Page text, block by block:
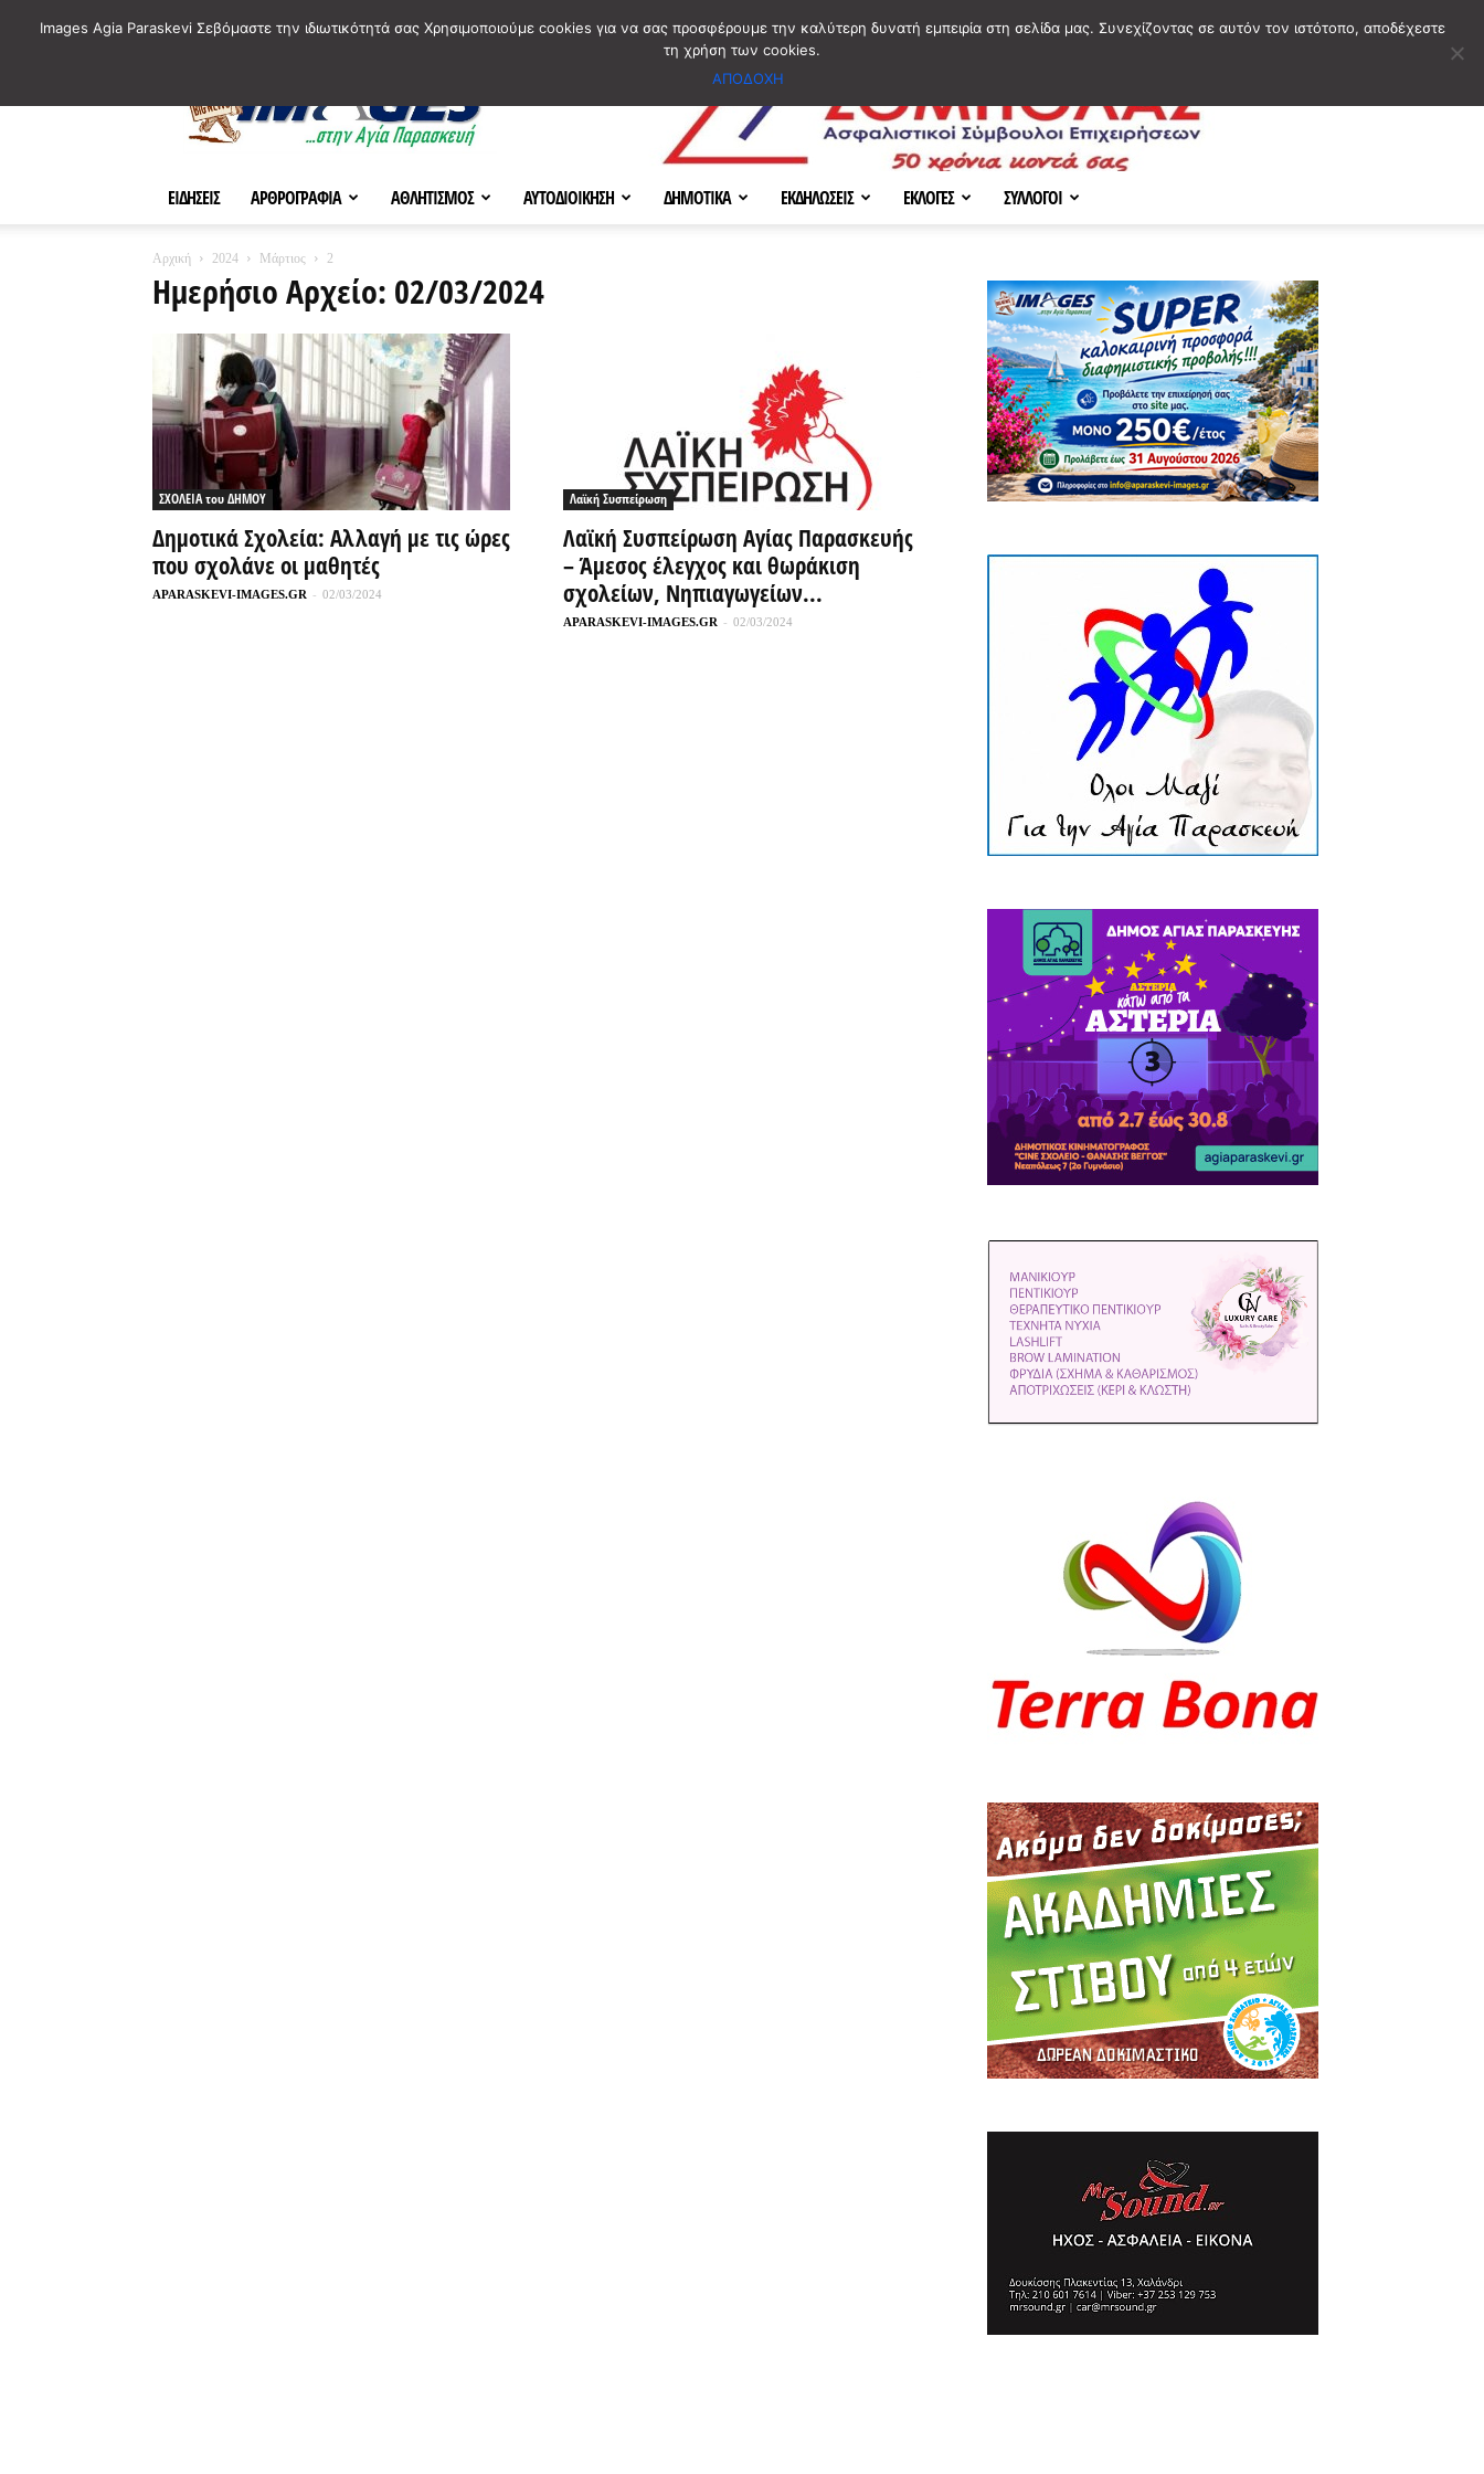
ΕΙΔΗΣΕΙΣ ΑΡΘΡΟΓΡΑΦΙΑ ΑΘΛΗΤΙΣΜΟΣ ΑΥΤΟΔΙΟΙΚΗΣΗ ΔΗΜΟΤΙΚΑ ΕΚΔΗΛΩΣΕΙΣ ΕΚΛΟΓΕΣ ΣΥΛΛΟΓΟΙ
Αρχική 2024 Μάρτιος 2
Ημερήσιο Αρχείο: 02/03/2024
ΣΧΟΛΕΙΑ του ΔΗΜΟΥ
Δημοτικά Σχολεία: Αλλαγή με τις ώρες
που σχολάνε οι μαθητές
APARASKEVI-IMAGES.GR - 02/03/2024
Λαϊκή Συσπείρωση
Λαϊκή Συσπείρωση Αγίας Παρασκευής
– Άμεσος έλεγχος και θωράκιση
σχολείων, Νηπιαγωγείων...
APARASKEVI-IMAGES.GR - 02/03/2024
Images Agia Paraskevi Σεβόμαστε την ιδιωτικότητά σας Χρησιμοποιούμε cookies για να σας προσφέρουμε την καλύτερη δυνατή εμπειρία στη σελίδα μας. Συνεχίζοντας σε αυτόν τον ιστότοπο, αποδέχεστε
τη χρήση των cookies.
ΑΠΟΔΟΧΗ